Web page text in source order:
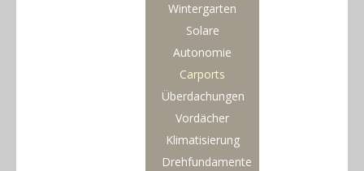
Wintergarten
Solare
Autonomie
Carports
Überdachungen
Vordächer
Klimatisierung
Drehfundamente